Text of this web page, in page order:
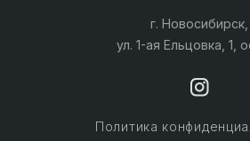
г. Новосибирск,
ул. 1-ая Ельцовка, 1,
Политика